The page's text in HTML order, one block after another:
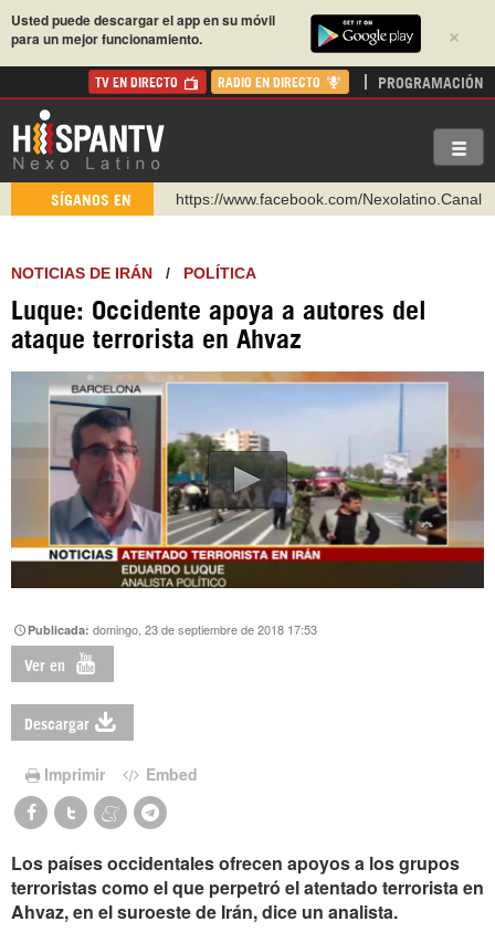
×
Usted puede descargar el app en su móvil
para un mejor funcionamiento.
TV EN DIRECTO RADIO EN DIRECTO PROGRAMACIÓN
SÍGANOS EN
https://www.facebook.com/Nexolatino.Canal
http://twitter.com/nexo_latino
https://t.me/hispantvcanal
https://urmedium.com/c/hispantv
NOTICIAS DE IRÁN / POLÍTICA
Luque: Occidente apoya a autores del
ataque terrorista en Ahvaz
Publicada:domingo, 23 de septiembre de 2018 17:53
Ver en
Descargar
Imprimir Embed
Los países occidentales ofrecen apoyos a los grupos
terroristas como el que perpetró el atentado terrorista en
Ahvaz, en el suroeste de Irán, dice un analista.